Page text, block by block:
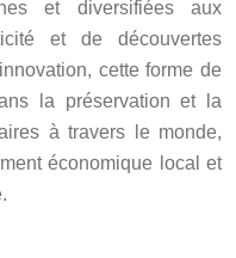
et diversifiées aux
et de découvertes
cette forme de
la préservation et la
à travers le monde,
économique local et